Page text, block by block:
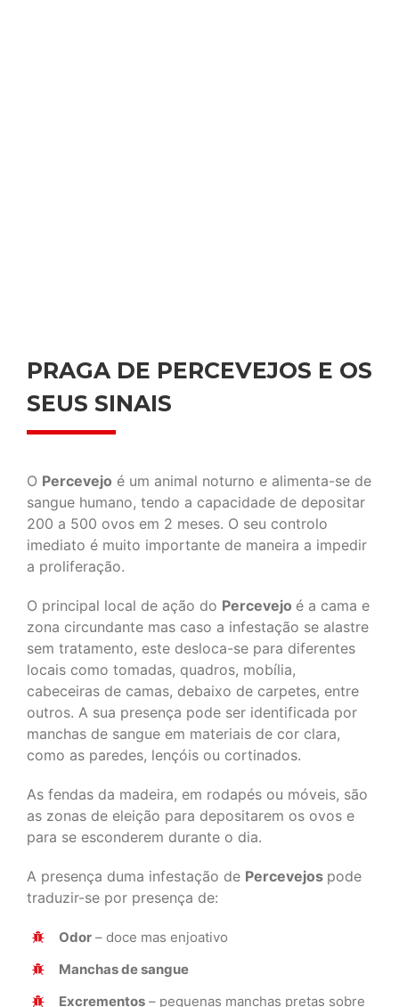
PRAGA DE PERCEVEJOS E OS
SEUS SINAIS
O Percevejo é um animal noturno e alimenta-se de
sangue humano, tendo a capacidade de depositar
200 a 500 ovos em 2 meses. O seu controlo
imediato é muito importante de maneira a impedir
a proliferação.
O principal local de ação do Percevejo é a cama e
zona circundante mas caso a infestação se alastre
sem tratamento, este desloca-se para diferentes
locais como tomadas, quadros, mobília,
cabeceiras de camas, debaixo de carpetes, entre
outros. A sua presença pode ser identificada por
manchas de sangue em materiais de cor clara,
como as paredes, lençóis ou cortinados.
As fendas da madeira, em rodapés ou móveis, são
as zonas de eleição para depositarem os ovos e
para se esconderem durante o dia.
A presença duma infestação de Percevejos pode
traduzir-se por presença de:
Odor – doce mas enjoativo
Manchas de sangue
Excrementos – pequenas manchas pretas sobre